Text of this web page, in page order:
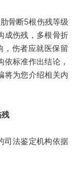
骨断5根伤残等级
成伤残，多根骨折
，伤者应就医保留
标准作出结论，
将为您介绍相关内
残
法鉴定机构依据